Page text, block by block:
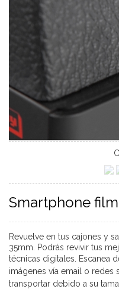
Smartphone
Revuelve en tus cajones y
35mm. Podrás revivir tus
técnicas digitales. Escanea
imágenes vía email o redes
transportar debido a su